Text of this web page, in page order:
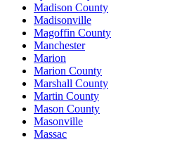
Madison County
Madisonville
Magoffin County
Manchester
Marion
Marion County
Marshall County
Martin County
Mason County
Masonville
Massac